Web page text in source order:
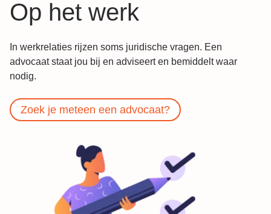
Op het werk
In werkrelaties rijzen soms juridische vragen. Een
advocaat staat jou bij en adviseert en bemiddelt waar
nodig.
Zoek je meteen een advocaat?